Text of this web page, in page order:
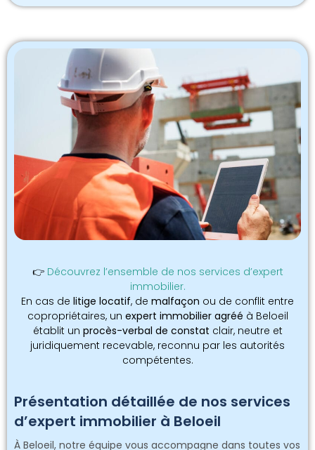
Présentation détaillée de nos services
d’expert immobilier à Beloeil
À Beloeil, notre équipe vous accompagne dans toutes vos
👉 Découvrez l’ensemble de nos services d’expert
immobilier.
En cas de litige locatif, de malfaçon ou de conflit entre
copropriétaires, un expert immobilier agréé à Beloeil
établit un procès-verbal de constat clair, neutre et
juridiquement recevable, reconnu par les autorités
compétentes.